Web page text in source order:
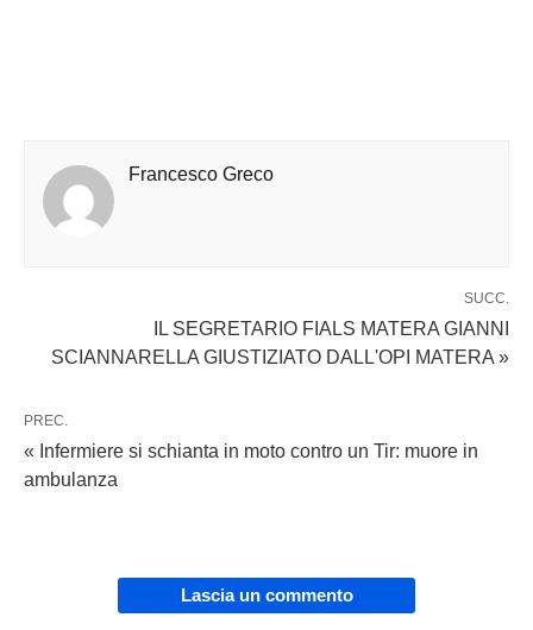
Francesco Greco
SUCC.
IL SEGRETARIO FIALS MATERA GIANNI
SCIANNARELLA GIUSTIZIATO DALL'OPI MATERA »
PREC.
« Infermiere si schianta in moto contro un Tir: muore in
ambulanza
Lascia un commento